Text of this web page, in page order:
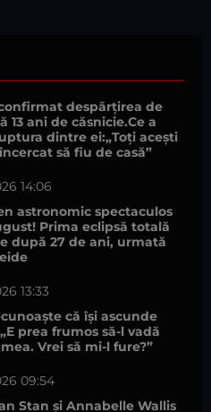
despărțirea de
13 ani de căsnicie.Ce a
dintre ei:„Toți acești
să fiu de casă”
14:06
astronomic spectaculos
Prima eclipsă totală
după 27 de ani, urmată
13:33
că își ascunde
prea frumos să-l vadă
Vrei să mi-l fure?”
09:54
Stan și Annabelle Wallis